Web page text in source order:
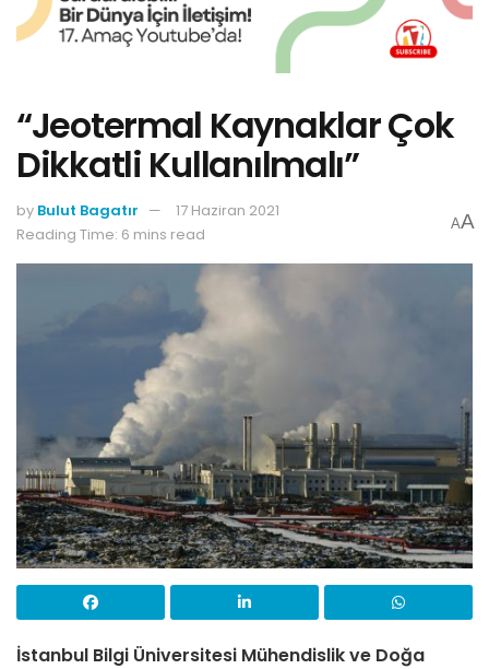
“Jeotermal Kaynaklar Çok
Dikkatli Kullanılmalı”
by Bulut Bagatır
17 Haziran 2021
Reading Time: 6 mins read
AA
İstanbul Bilgi Üniversitesi Mühendislik ve Doğa